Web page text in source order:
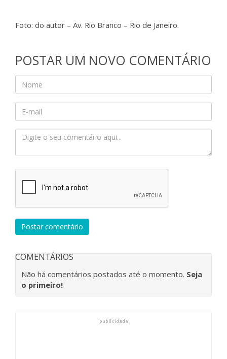
Foto: do autor – Av. Rio Branco – Rio de Janeiro.
POSTAR UM NOVO COMENTÁRIO
Postar comentário
COMENTÁRIOS
Não há comentários postados até o momento. Seja
o primeiro!